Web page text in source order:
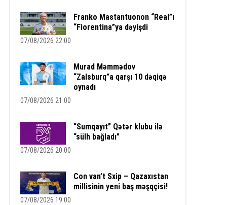
Franko Mastantuonon “Real”ı
“Fiorentina”ya dəyişdi
07/08/2026 22:00
Murad Məmmədov
“Zalsburq”a qarşı 10 dəqiqə
oynadı
07/08/2026 21:00
“Sumqayıt” Qətər klubu ilə
“sülh bağladı”
07/08/2026 20:00
Con van’t Sxip – Qazaxıstan
millisinin yeni baş məşqçisi!
07/08/2026 19:00